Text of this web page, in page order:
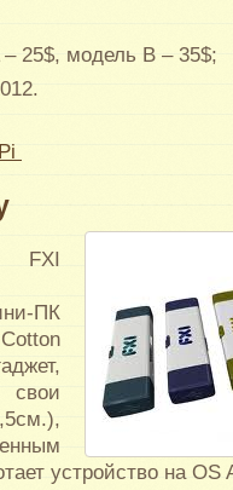
25$, модель B – 35$;
ПК
устройство на OS